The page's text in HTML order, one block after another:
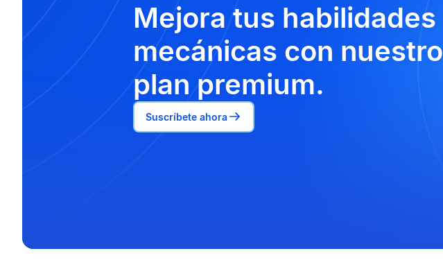
Mejora tus habilidades
mecánicas con nuestro
plan premium.
Suscríbete ahora